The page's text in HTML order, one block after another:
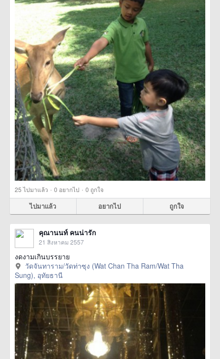
25ไปมาแล้ว · 0 อยากไป · 0 ถูกใจ
ไปมาแล้ว อยากไป ถูกใจ
คุณานนท์ คนน่ารัก
21 สิงหาคม 2557
งดงามเกินบรรยาย
วัดจันทาราม/วัดท่าซุง (Wat Chan Tha Ram/Wat Tha
Sung), อุทัยธานี